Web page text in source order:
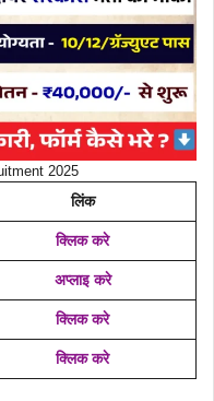
2025
लिंक
क्लिक करे
अप्लाइ करे
क्लिक करे
क्लिक करे